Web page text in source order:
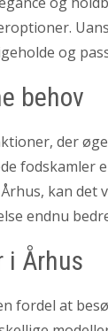
og
behov
der
fodskamler
kan det
endnu
i Århus
fordel at